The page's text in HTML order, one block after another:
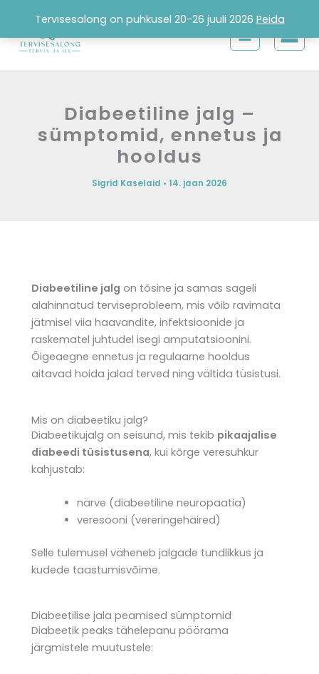
Tervisesalong on puhkusel 20-26 juuli 2026 Peida
content
Diabeetiline jalg –
sümptomid, ennetus ja
hooldus
Sigrid Kaselaid • 14. jaan 2026
Diabeetiline jalg on tõsine ja samas sageli
alahinnatud terviseprobleem, mis võib ravimata
jätmisel viia haavandite, infektsioonide ja
raskematel juhtudel isegi amputatsioonini.
Õigeaegne ennetus ja regulaarne hooldus
aitavad hoida jalad terved ning vältida tüsistusi.
Mis on diabeetiku jalg?
Diabeetikujalg on seisund, mis tekib pikaajalise
diabeedi tüsistusena, kui kõrge veresuhkur
kahjustab:
närve (diabeetiline neuropaatia)
veresooni (vereringehäired)
Selle tulemusel väheneb jalgade tundlikkus ja
kudede taastumisvõime.
Diabeetilise jala peamised sümptomid
Diabeetik peaks tähelepanu pöörama
järgmistele muutustele: